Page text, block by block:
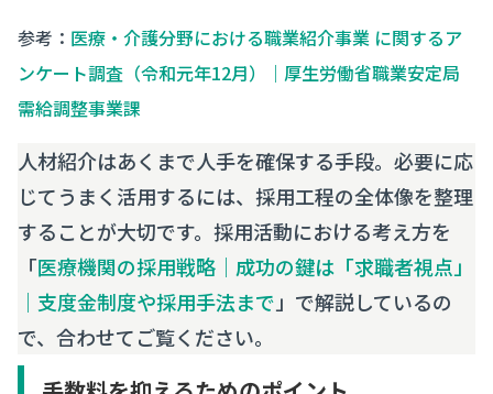
参考： 医療・介護分野における職業紹介事業 に関するア
ンケート調査（令和元年12月）｜厚生労働省職業安定局
需給調整事業課
人材紹介はあくまで人手を確保する手段。必要に応
じてうまく活用するには、採用工程の全体像を整理
することが大切です。採用活動における考え方を
「医療機関の採用戦略｜成功の鍵は「求職者視点」
｜支度金制度や採用手法まで 」で解説しているの
で、合わせてご覧ください。